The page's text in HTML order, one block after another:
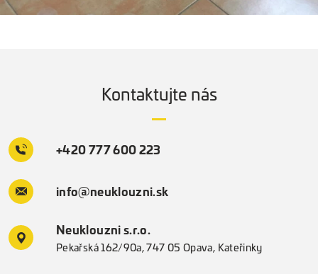
Kontaktujte nás
+420 777 600 223
info@neuklouzni.sk
Neuklouzni s.r.o.
Pekařská 162/90a, 747 05 Opava, Kateřinky